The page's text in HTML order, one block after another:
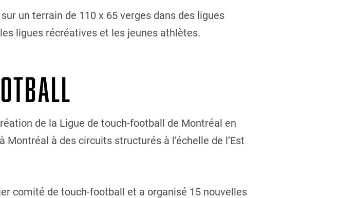
un terrain de 110 x 65 verges dans des ligues
ligues récréatives et les jeunes athlètes.
de la Ligue de touch-football de Montréal en
à des circuits structurés à l’échelle de l’Est
comité de touch-football et a organisé 15 nouvelles